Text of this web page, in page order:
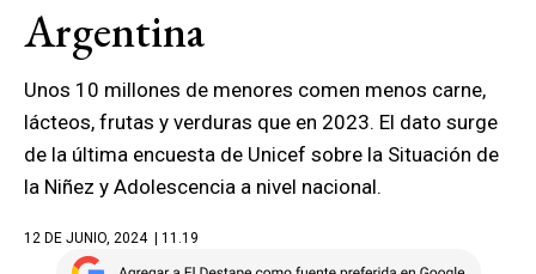
Argentina
Unos 10 millones de menores comen menos carne,
lácteos, frutas y verduras que en 2023. El dato surge
de la última encuesta de Unicef sobre la Situación de
la Niñez y Adolescencia a nivel nacional.
12 DE JUNIO, 2024 | 11.19